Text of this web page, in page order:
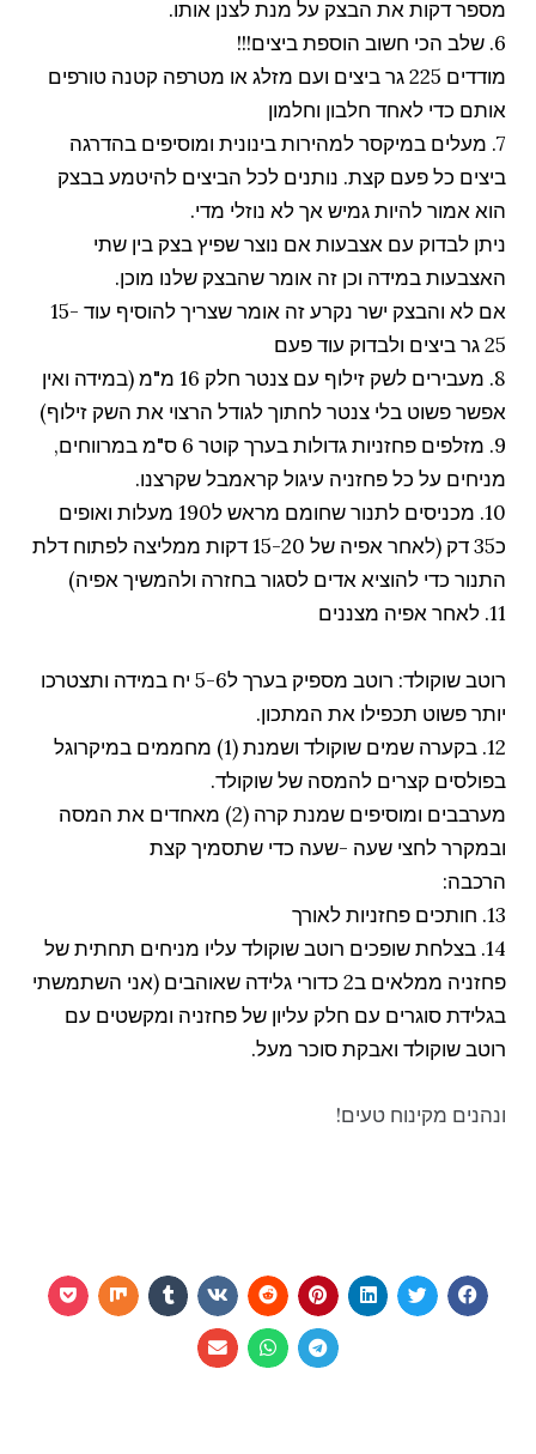
מספר דקות את הבצק על מנת לצנן אותו.
6. שלב הכי חשוב הוספת ביצים!!!
מודדים 225 גר ביצים ועם מזלג או מטרפה קטנה טורפים
אותם כדי לאחד חלבון וחלמון
7. מעלים במיקסר למהירות בינונית ומוסיפים בהדרגה
ביצים כל פעם קצת. נותנים לכל הביצים להיטמע בבצק
הוא אמור להיות גמיש אך לא נוזלי מדי.
ניתן לבדוק עם אצבעות אם נוצר שפיץ בצק בין שתי
האצבעות במידה וכן זה אומר שהבצק שלנו מוכן.
אם לא והבצק ישר נקרע זה אומר שצריך להוסיף עוד 15-
25 גר ביצים ולבדוק עוד פעם
8. מעבירים לשק זילוף עם צנטר חלק 16 מ"מ (במידה ואין
אפשר פשוט בלי צנטר לחתוך לגודל הרצוי את השק זילוף)
9. מזלפים פחזניות גדולות בערך קוטר 6 ס"מ במרווחים,
מניחים על כל פחזניה עיגול קראמבל שקרצנו.
10. מכניסים לתנור שחומם מראש ל190 מעלות ואופים
כ35 דק (לאחר אפיה של 15-20 דקות ממליצה לפתוח דלת
התנור כדי להוציא אדים לסגור בחזרה ולהמשיך אפיה)
11. לאחר אפיה מצננים
רוטב שוקולד: רוטב מספיק בערך ל5-6 יח במידה ותצטרכו
יותר פשוט תכפילו את המתכון.
12. בקערה שמים שוקולד ושמנת (1) מחממים במיקרוגל
בפולסים קצרים להמסה של שוקולד.
מערבבים ומוסיפים שמנת קרה (2) מאחדים את המסה
ובמקרר לחצי שעה -שעה כדי שתסמיך קצת
הרכבה:
13. חותכים פחזניות לאורך
14. בצלחת שופכים רוטב שוקולד עליו מניחים תחתית של
פחזניה ממלאים ב2 כדורי גלידה שאוהבים (אני השתמשתי
בגלידת סוגרים עם חלק עליון של פחזניה ומקשטים עם
רוטב שוקולד ואבקת סוכר מעל.
ונהנים מקינוח טעים!